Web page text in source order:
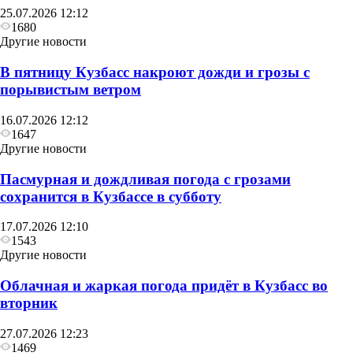
25.07.2026 12:12
1680
Другие новости
В пятницу Кузбасс накроют дожди и грозы с
порывистым ветром
16.07.2026 12:12
1647
Другие новости
Пасмурная и дождливая погода с грозами
сохранится в Кузбассе в субботу
17.07.2026 12:10
1543
Другие новости
Облачная и жаркая погода придёт в Кузбасс во
вторник
27.07.2026 12:23
1469